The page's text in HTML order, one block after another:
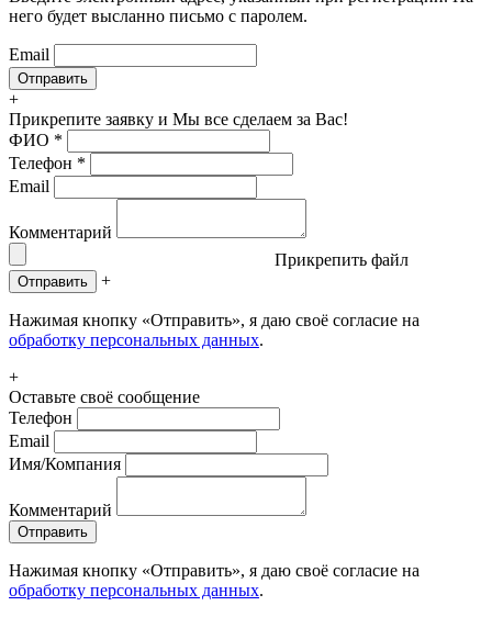
него будет высланно письмо с паролем.
Email
+
Прикрепите заявку и Мы все сделаем за Вас!
ФИО *
Телефон *
Email
Комментарий
Прикрепить файл
Отправить +
Нажимая кнопку «Отправить», я даю своё согласие на
обработку персональных данных.
+
Оставьте своё сообщение
Телефон
Email
Имя/Компания
Комментарий
Отправить
Нажимая кнопку «Отправить», я даю своё согласие на
обработку персональных данных.